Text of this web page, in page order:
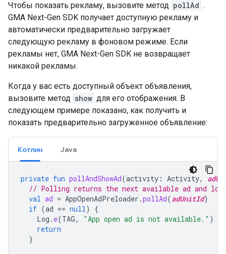
Чтобы показать рекламу, вызовите метод pollAd .
GMA Next-Gen SDK получает доступную рекламу и
автоматически предварительно загружает
следующую рекламу в фоновом режиме. Если
рекламы нет, GMA Next-Gen SDK не возвращает
никакой рекламы.
Когда у вас есть доступный объект объявления,
вызовите метод show для его отображения. В
следующем примере показано, как получить и
показать предварительно загруженное объявление:
Котлин Java
private fun pollAndShowAd(activity : Activity,
// Polling returns the next available ad and
val ad = AppOpenAdPreloader .pollAd(adUnitId)
if (ad == null)
{
Log . e(TAG, "App open ad is not available." )
return
}